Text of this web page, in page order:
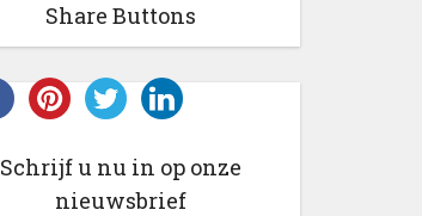
Share Buttons
Schrijf u nu in op onze
nieuwsbrief